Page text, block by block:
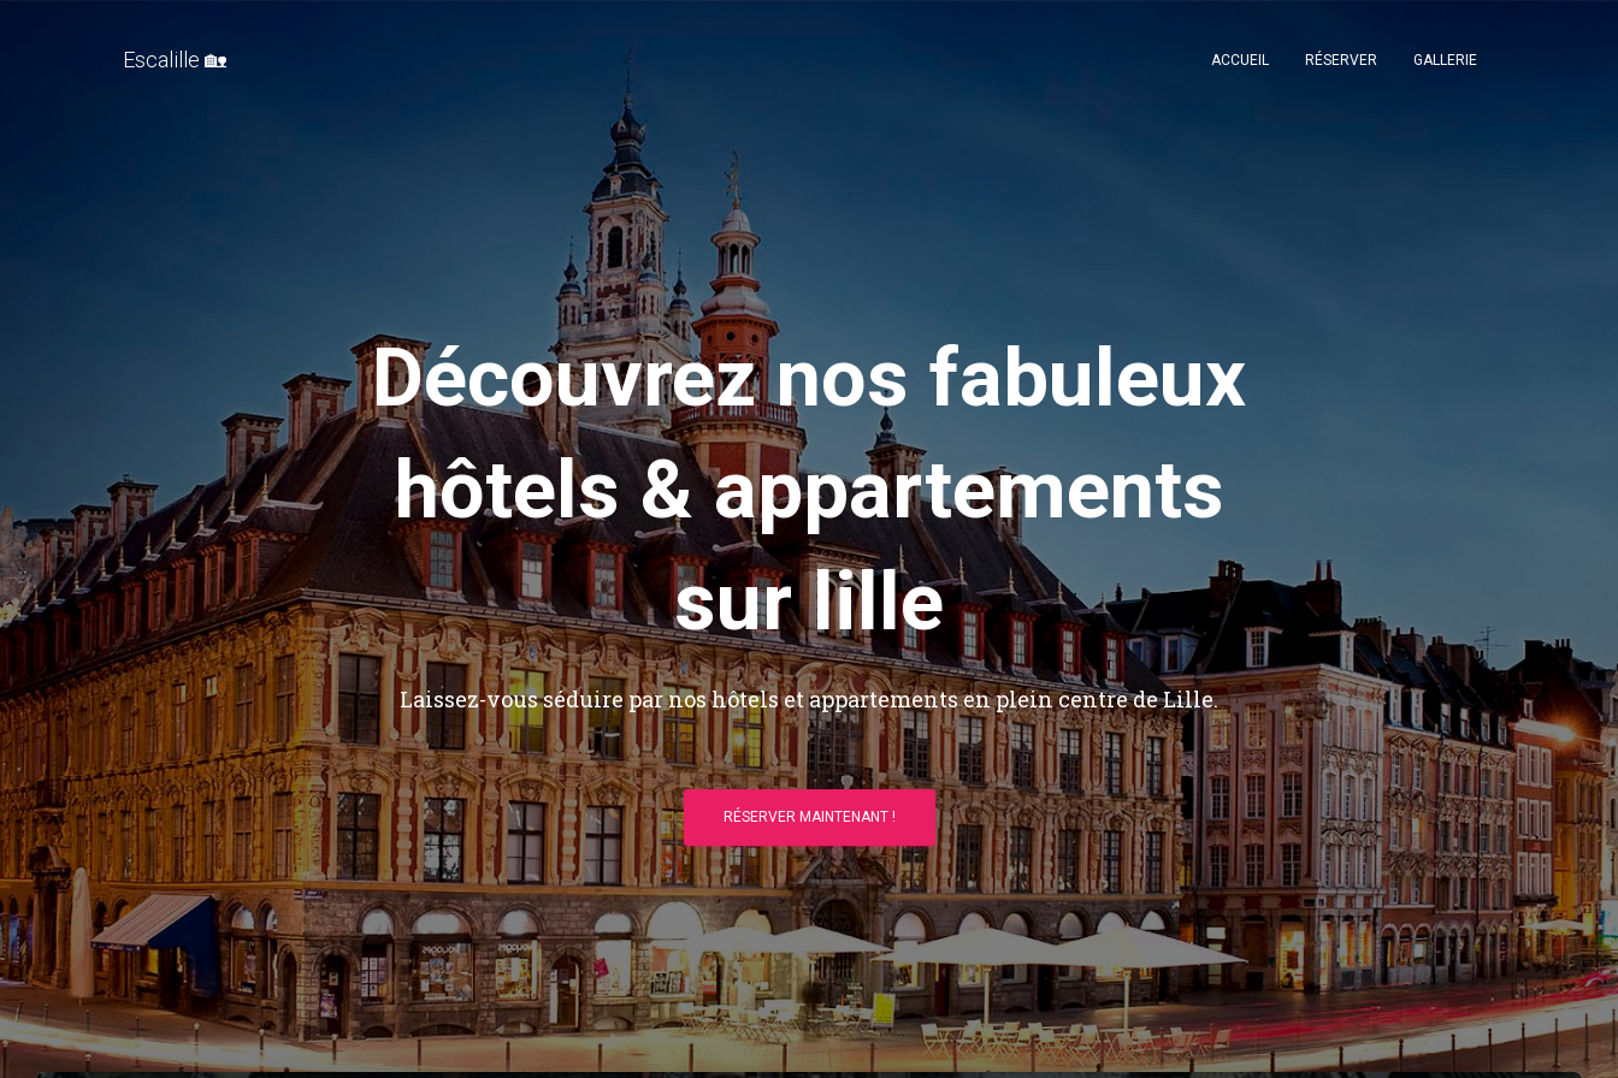
Escalille 🏡 ACCUEIL RÉSERVER GALLERIE
Découvrez nos fabuleux
hôtels & appartements
sur lille
Laissez-vous séduire par nos hôtels et appartements en plein centre de Lille.
RÉSERVER MAINTENANT !